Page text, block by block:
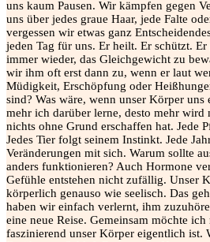
uns kaum Pausen. Wir kämpfen gegen
uns über jedes graue Haar, jede Falte
vergessen wir etwas ganz
jeden Tag für uns. Er heilt. Er schützt.
immer wieder, das Gleichgewicht zu
wir ihm oft erst dann zu, wenn er laut
Müdigkeit, Erschöpfung oder
sind? Was wäre, wenn unser Körper uns
mehr ich darüber lerne, desto mehr wird
nichts ohne Grund erschaffen hat. Jede
Jedes Tier folgt seinem Instinkt. Jede
Veränderungen mit sich. Warum sollte
anders funktionieren? Auch Hormone
Gefühle entstehen nicht zufällig. Unser
körperlich genauso wie seelisch. Das
haben wir einfach verlernt, ihm
eine neue Reise. Gemeinsam möchte
faszinierend unser Körper eigentlich ist.